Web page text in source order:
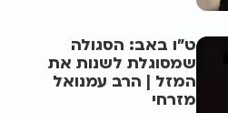
ט"ו באב: הסגולה
שמסוגלת לשנות את
המזל | הרב עמנואל
מזרחי